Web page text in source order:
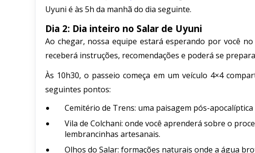
Uyuni é às 5h da manhã do dia seguinte.
Dia 2: Dia inteiro no Salar de Uyuni
Ao chegar, nossa equipe estará esperando por você
receberá instruções, recomendações e poderá se
Às 10h30, o passeio começa em um veículo 4×4
seguintes pontos:
Cemitério de Trens: uma paisagem pós-
Vila de Colchani: onde você aprenderá sobre o
lembrancinhas artesanais.
Olhos do Salar: formações naturais onde a água